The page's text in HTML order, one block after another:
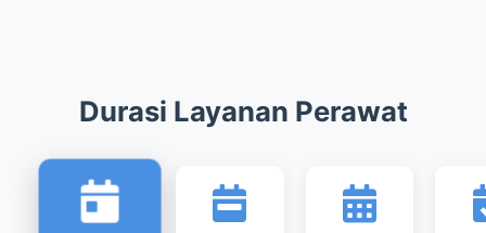
Durasi Layanan Perawat